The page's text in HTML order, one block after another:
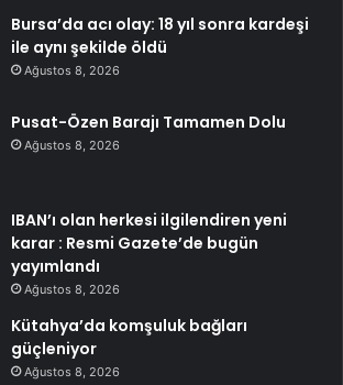
Bursa’da acı olay: 18 yıl sonra kardeşi
ile aynı şekilde öldü
Ağustos 8, 2026
Pusat-Özen Barajı Tamamen Dolu
Ağustos 8, 2026
IBAN’ı olan herkesi ilgilendiren yeni
karar : Resmi Gazete’de bugün
yayımlandı
Ağustos 8, 2026
Kütahya’da komşuluk bağları
güçleniyor
Ağustos 8, 2026